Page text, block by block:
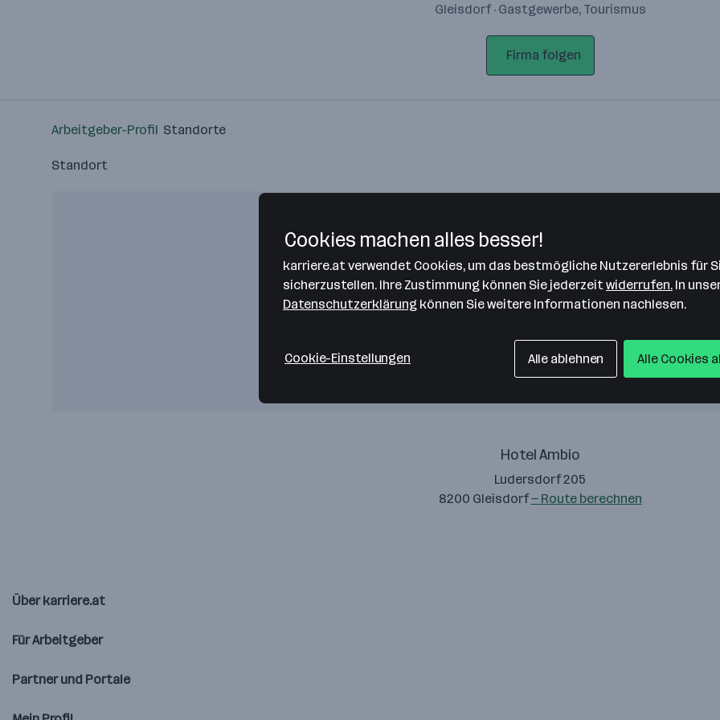
Gleisdorf · Gastgewerbe, Tourismus
Firma folgen
Arbeitgeber-Profil Standorte
Standort
Bitte stimme unseren Cookie-
Richtlinien zu, um diese Karte
anzuzeigen.
Zustimmung geben
Hotel Ambio
Ludersdorf 205
8200 Gleisdorf— Route berechnen
Über karriere.at
Für Arbeitgeber
Partner und Portale
Cookies machen alles besser!
karriere.at verwendet Cookies, um das bestmögliche Nutzererlebnis für
sicherzustellen. Ihre Zustimmung können Sie jederzeit widerrufen. In
Datenschutzerklärung können Sie weitere Informationen nachlesen.
Cookie-Einstellungen Alle ablehnen Alle Cookies